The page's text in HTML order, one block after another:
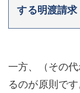
する明渡請求
一方、（その
るのが原則で